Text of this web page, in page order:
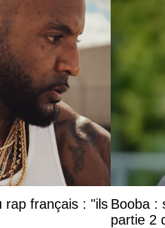
rap français : "ils Booba :
partie 2